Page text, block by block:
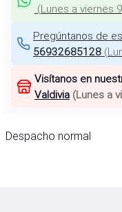
(Lunes a viernes
Pregúntanos de
56932685128 (
Visítanos en
Valdivia (Lunes a
Despacho normal